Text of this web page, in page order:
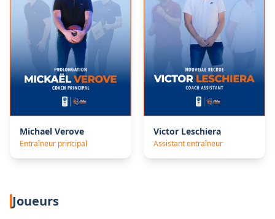
Michael Verove
Entraîneur principal
Victor Leschiera
Assistant entraîneur
Joueurs